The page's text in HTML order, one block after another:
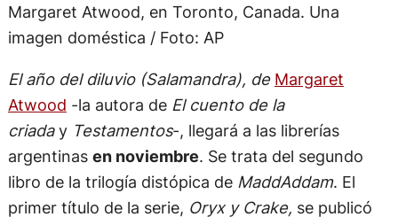
Margaret Atwood, en Toronto, Canada. Una
imagen doméstica / Foto: AP
El año del diluvio (Salamandra), de Margaret
Atwood -la autora de El cuento de la
criaday Testamentos-, llegará a las librerías
argentinas en noviembre. Se trata del segundo
libro de la trilogía distópica de MaddAddam. El
primer título de la serie, Oryx y Crake, se publicó